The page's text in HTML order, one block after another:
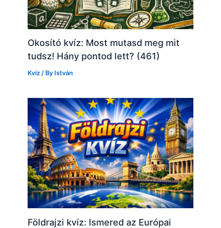
Okosító kvíz: Most mutasd meg mit
tudsz! Hány pontod lett? (461)
Kvíz / By István
Földrajzi kvíz: Ismered az Európai